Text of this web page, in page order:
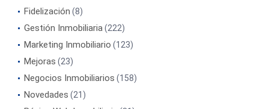
Fidelización (8)
Gestión Inmobiliaria (222)
Marketing Inmobiliario (123)
Mejoras (23)
Negocios Inmobiliarios (158)
Novedades (21)